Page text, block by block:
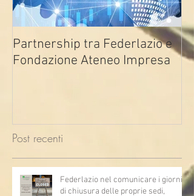
Partnership tra Federlazio e
Fondazione Ateneo Impresa
Post recenti
Federlazio nel comunicare i giorni
di chiusura delle proprie sedi,